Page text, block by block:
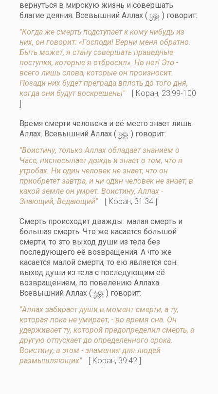
вернуться в мирскую жизнь и совершать
благие деяния. Всевышний Аллах ( y ) говорит:
"Когда же смерть подступает к кому-нибудь из
них, он говорит: «Господи! Верни меня обратно.
Быть может, я стану совершать праведные
поступки, которые я отбросил». Но нет! Это -
всего лишь слова, которые он произносит.
Позади них будет преграда вплоть до того дня,
когда они будут воскрешены"
[ Коран, 23:99-100
]
Время смерти человека и её место знает лишь
Аллах. Всевышний Аллах ( y ) говорит:
"Воистину, только Аллах обладает знанием о
Часе, ниспосылает дождь и знает о том, что в
утробах. Ни один человек не знает, что он
приобретет завтра, и ни один человек не знает, в
какой земле он умрет. Воистину, Аллах -
Знающий, Ведающий"
[ Коран, 31:34 ]
Смерть происходит дважды: малая смерть и
большая смерть. Что же касается большой
смерти, то это выход души из тела без
последующего её возвращения. А что же
касается малой смерти, то ею является сон:
выход души из тела с последующим её
возвращением, по повелению Аллаха.
Всевышний Аллах ( y ) говорит:
"Аллах забирает души в момент смерти, а ту,
которая пока не умирает, - во время сна. Он
удерживает ту, которой предопределил смерть, а
другую отпускает до определенного срока.
Воистину, в этом - знамения для людей
размышляющих"
[ Коран, 39:42 ]